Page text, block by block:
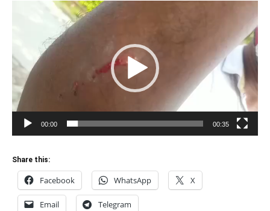
00:00 00:35
Share this:
Facebook WhatsApp X
Email Telegram